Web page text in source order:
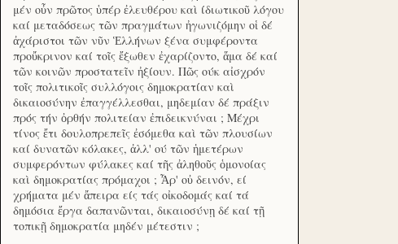
μέν οὖν πρῶτος ὑπέρ ἐλευθέρου καὶ ίδιωτικοῦ λόγου
καί μεταδόσεως τῶν πραγμάτων ἠγωνιζόμην οἱ δέ
ἀχάριστοι τῶν νῦν Ἑλλήνων ξένα συμφέροντα
προὔκρινον καί τοῖς ἔξωθεν ἐχαρίζοντο, ἅμα δέ καί
τῶν κοινῶν προστατεῖν ἠξίουν. Πῶς ούκ αἰσχρόν
τοῖς πολιτικοῖς συλλόγοις δημοκρατίαν καὶ
δικαιοσύνην ἐπαγγέλλεσθαι, μηδεμίαν δέ πράξιν
πρός τήν ὀρθήν πολιτείαν ἐπιδεικνύναι ; Μέχρι
τίνος ἔτι δουλοπρεπεῖς ἐσόμεθα καὶ τῶν πλουσίων
καί δυνατῶν κόλακες, ἀλλ' ού τῶν ἡμετέρων
συμφερόντων φύλακες καί τῆς ἀληθοῦς ὁμονοίας
καὶ δημοκρατίας πρόμαχοι ; Ἆρ' οὐ δεινόν, εί
χρήματα μέν ἄπειρα είς τάς οἰκοδομάς καί τά
δημόσια ἔργα δαπανῶνται, δικαιοσύνῃ δέ καί τῇ
τοπικῇ δημοκρατία μηδέν μέτεστιν ;